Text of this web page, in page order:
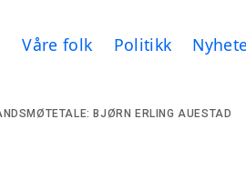
Våre folk Politikk
BJØRN ERLING AUESTAD